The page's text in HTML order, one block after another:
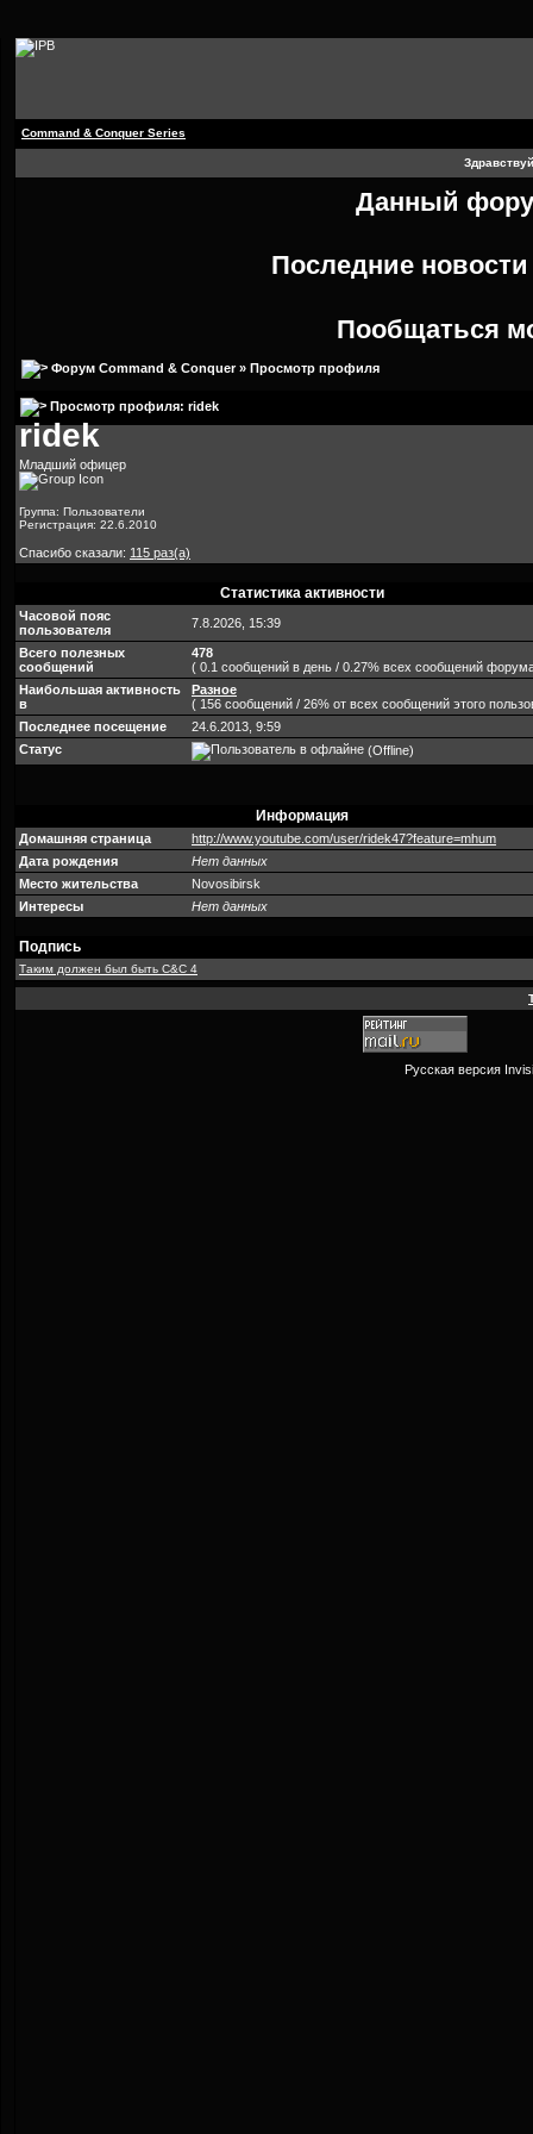
Command & Conquer Series
Данный
Последние
Пообщаться
Форум Command & Conquer» Просмотр профиля
Просмотр профиля: ridek
ridek
Младший офицер
Группа: Пользователи
Регистрация: 22.6.2010
Спасибо сказали: 115 раз(а)
Статистика активности
Часовой пояс
пользователя
7.8.2026, 15:39
Всего полезных
сообщений
478
( 0.1 сообщений в день / 0.27% всех сообщений
Наибольшая активность
в
Разное
( 156 сообщений / 26% от всех сообщений этого
Последнее посещение
24.6.2013, 9:59
Статус
(Offline)
Информация
Домашняя страница
http://www.youtube.com/user/ridek47?feature=mhum
Дата рождения
Нет данных
Место жительства
Novosibirsk
Интересы
Нет данных
Подпись
Таким должен был быть С&C 4
Русская версия